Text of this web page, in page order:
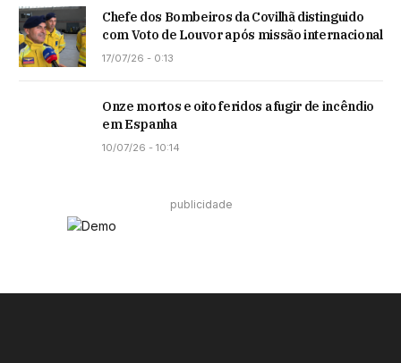
Chefe dos Bombeiros da Covilhã distinguido
com Voto de Louvor após missão internacional
17/07/26 - 0:13
Onze mortos e oito feridos a fugir de incêndio
em Espanha
10/07/26 - 10:14
publicidade